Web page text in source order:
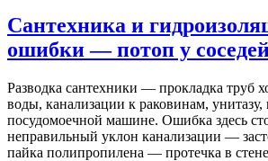
Сантехника и
ошибки — потоп у
Разводка сантехники — прокладка труб
воды, канализации к раковинам, унитазу,
посудомоечной машине. Ошибка здесь
неправильный уклон канализации —
пайка полипропилена — протечка в